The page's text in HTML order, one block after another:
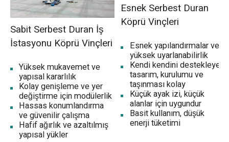
Sabit Serbest Duran İş
İstasyonu Köprü Vinçleri
Yüksek mukavemet ve
yapısal kararlılık
Kolay genişleme ve yer
değiştirme için modülerlik
Hassas konumlandırma
ve güvenilir çalışma
Hafif ağırlık ve azaltılmış
yapısal yükler
Esnek Serbest Duran
Köprü Vinçleri
Esnek yapılandırmalar ve
yüksek uyarlanabilirlik
Kendi kendini destekleyen
tasarım, kurulumu ve
taşınması kolay
Küçük ayak izi, küçük
alanlar için uygundur
Basit kullanım, düşük
enerji tüketimi